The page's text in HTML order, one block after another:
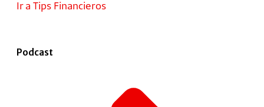
Ir a Tips Financieros
Podcast